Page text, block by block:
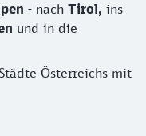
- nach Tirol, ins
und in die
Österreichs mit